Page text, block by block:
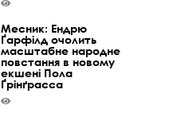
Месник: Ендрю
Ґарфілд очолить
масштабне народне
повстання в новому
екшені Пола
Ґрінґрасса